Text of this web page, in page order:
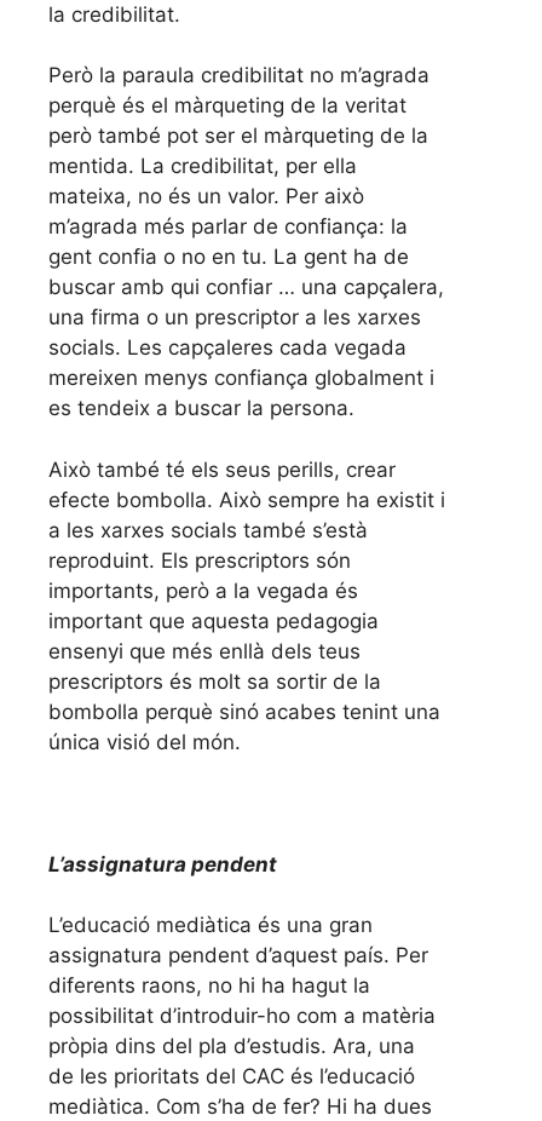
la credibilitat.
Però la paraula credibilitat no m’agrada
perquè és el màrqueting de la veritat
però també pot ser el màrqueting de la
mentida. La credibilitat, per ella
mateixa, no és un valor. Per això
m’agrada més parlar de confiança: la
gent confia o no en tu. La gent ha de
buscar amb qui confiar … una capçalera,
una firma o un prescriptor a les xarxes
socials. Les capçaleres cada vegada
mereixen menys confiança globalment i
es tendeix a buscar la persona.
Això també té els seus perills, crear
efecte bombolla. Això sempre ha existit i
a les xarxes socials també s’està
reproduint. Els prescriptors són
importants, però a la vegada és
important que aquesta pedagogia
ensenyi que més enllà dels teus
prescriptors és molt sa sortir de la
bombolla perquè sinó acabes tenint una
única visió del món.
L’assignatura pendent
L’educació mediàtica és una gran
assignatura pendent d’aquest país. Per
diferents raons, no hi ha hagut la
possibilitat d’introduir-ho com a matèria
pròpia dins del pla d’estudis. Ara, una
de les prioritats del CAC és l’educació
mediàtica. Com s’ha de fer? Hi ha dues